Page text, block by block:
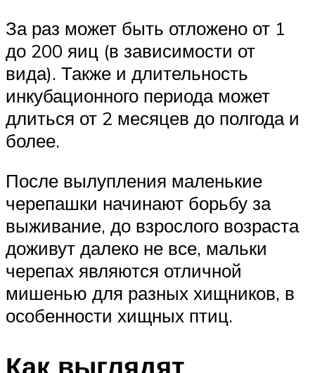
За раз может быть отложено от 1
до 200 яиц (в зависимости от
вида). Также и длительность
инкубационного периода может
длиться от 2 месяцев до полгода и
более.
После вылупления маленькие
черепашки начинают борьбу за
выживание, до взрослого возраста
доживут далеко не все, мальки
черепах являются отличной
мишенью для разных хищников, в
особенности хищных птиц.